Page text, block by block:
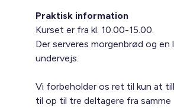
Praktisk information
Kurset er fra kl. 10.00-15.00.
Der serveres morgenbrød og
undervejs.
Vi forbeholder os ret til kun at
til op til tre deltagere fra samme